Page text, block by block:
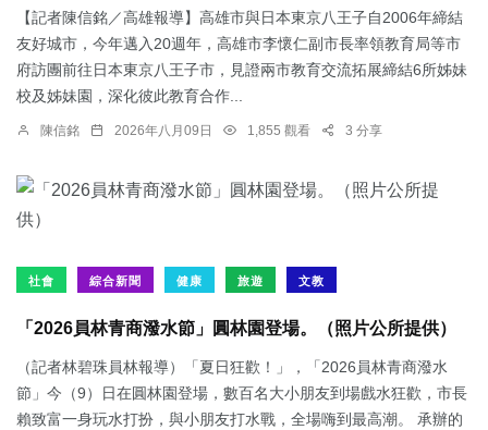
【記者陳信銘／高雄報導】高雄市與日本東京八王子自2006年締結
友好城市，今年邁入20週年，高雄市李懷仁副市長率領教育局等市
府訪團前往日本東京八王子市，見證兩市教育交流拓展締結6所姊妹
校及姊妹園，深化彼此教育合作...
陳信銘 2026年八月09日 1,855 觀看 3 分享
社會 綜合新聞 健康 旅遊 文教
「2026員林青商潑水節」圓林園登場。（照片公所提供）
（記者林碧珠員林報導）「夏日狂歡！」，「2026員林青商潑水
節」今（9）日在圓林園登場，數百名大小朋友到場戲水狂歡，市長
賴致富一身玩水打扮，與小朋友打水戰，全場嗨到最高潮。 承辦的